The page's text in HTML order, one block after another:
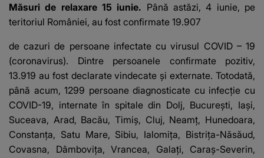
Măsuri de relaxare 15 iunie. Până astăzi, 4 iunie, pe
teritoriul României, au fost confirmate 19.907
de cazuri de persoane infectate cu virusul COVID – 19
(coronavirus). Dintre persoanele confirmate pozitiv,
13.919 au fost declarate vindecate şi externate. Totodată,
până acum, 1299 persoane diagnosticate cu infecţie cu
COVID-19, internate în spitale din Dolj, Bucureşti, Iaşi,
Suceava, Arad, Bacău, Timiş, Cluj, Neamţ, Hunedoara,
Constanţa, Satu Mare, Sibiu, Ialomiţa, Bistriţa-Năsăud,
Covasna, Dâmboviţa, Vrancea, Galaţi, Caraş-Severin,